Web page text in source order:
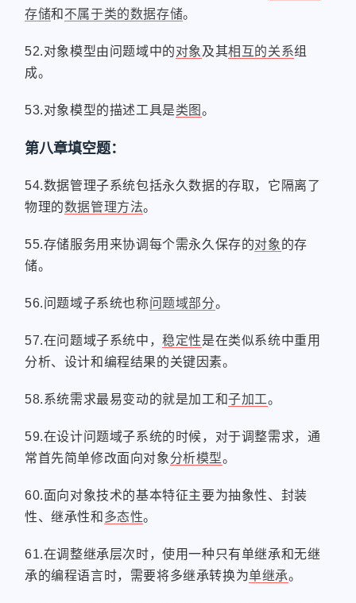
存储和 不属于类的数据存储。
52.对象模型由问题域中的对象 及其相互的关系组
成。
53.对象模型的描述工具是类图。
第八章填空题：
54.数据管理子系统包括永久数据的存取，它隔离了
物理的数据管理方法。
55.存储服务用来协调每个需永久保存的对象 的存
储。
56.问题域子系统也称问题域部分。
57.在问题域子系统中，稳定性是在类似系统中重用
分析、设计和编程结果的关键因素。
58.系统需求最易变动的就是加工和子加工。
59.在设计问题域子系统的时候，对于调整需求，通
常首先简单修改面向对象 分析模型。
60.面向对象技术的基本特征主要为抽象性、封装
性、继承性和 多态性。
61.在调整继承层次时，使用一种只有单继承和无继
承的编程语言时，需要将多继承转换为单继承。